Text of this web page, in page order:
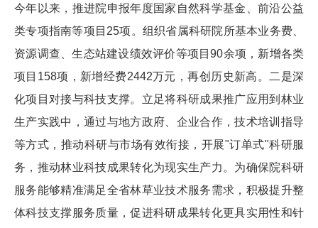
今年以来，推进院申报年度国家自然科学基金、前沿公益
类专项指南等项目25项。组织省属科研院所基本业务费、
资源调查、生态站建设绩效评价等项目90余项，新增各类
项目158项，新增经费2442万元，再创历史新高。二是深
化项目对接与科技支撑。立足将科研成果推广应用到林业
生产实践中，通过与地方政府、企业合作，技术培训指导
等方式，推动科研与市场有效衔接，开展"订单式"科研服
务，推动林业科技成果转化为现实生产力。为确保院科研
服务能够精准满足全省林草业技术服务需求，积极提升整
体科技支撑服务质量，促进科研成果转化更具实用性和针